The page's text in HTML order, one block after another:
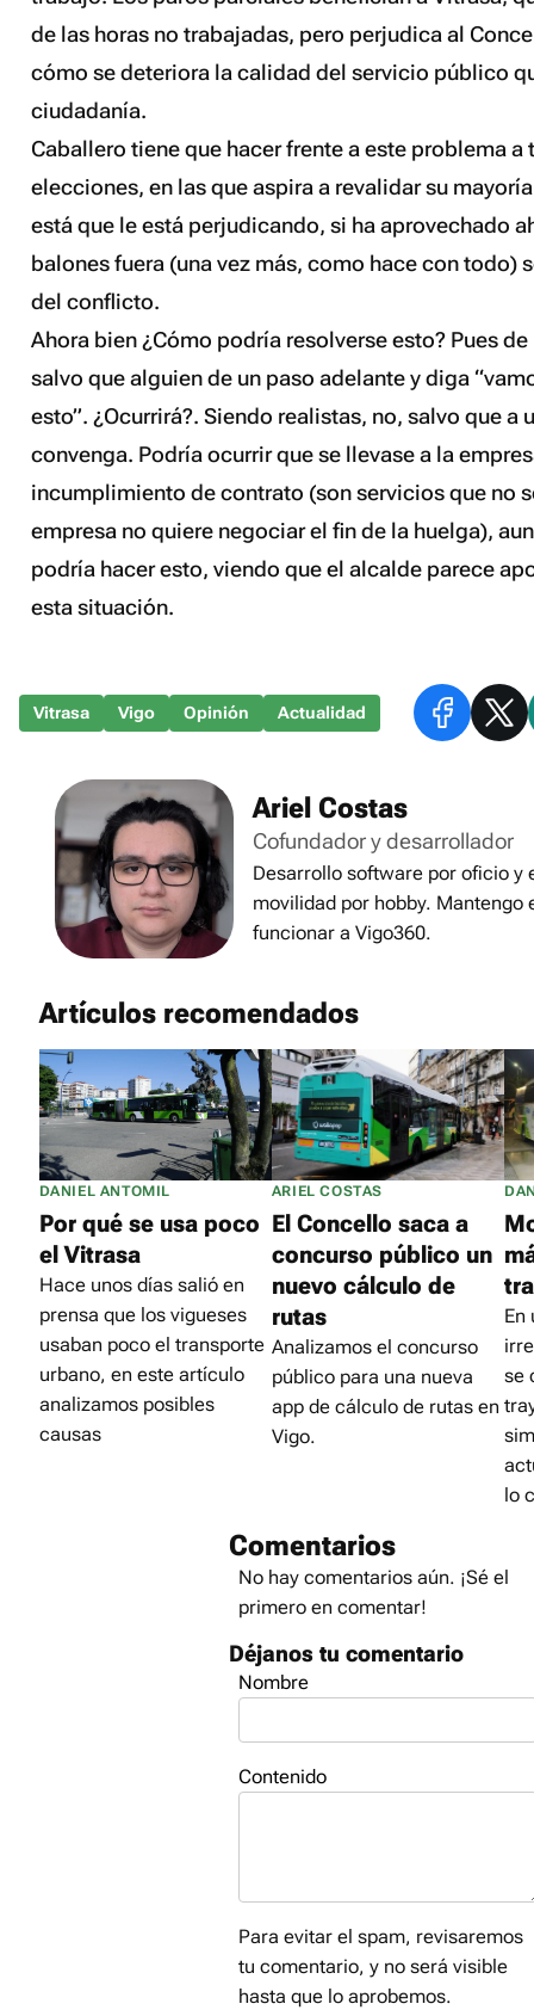
de las horas no trabajadas, pero perjudica al
cómo se deteriora la calidad del servicio público
ciudadanía.
Caballero tiene que hacer frente a este problema a
elecciones, en las que aspira a revalidar su
está que le está perjudicando, si ha aprovechado
balones fuera (una vez más, como hace con todo)
del conflicto.
Ahora bien ¿Cómo podría resolverse esto? Pues
salvo que alguien de un paso adelante y diga
esto”. ¿Ocurrirá?. Siendo realistas, no, salvo que a
convenga. Podría ocurrir que se llevase a la
incumplimiento de contrato (son servicios que no
empresa no quiere negociar el fin de la huelga),
podría hacer esto, viendo que el alcalde parece
esta situación.
Vitrasa Vigo Opinión Actualidad
Ariel Costas
Cofundador y desarrollador
Desarrollo software por oficio y
movilidad por hobby. Mantengo
funcionar a Vigo360.
Artículos recomendados
DANIEL ANTOMIL
Por qué se usa poco
el Vitrasa
Hace unos días salió en
prensa que los vigueses
usaban poco el transporte
urbano, en este artículo
analizamos posibles
causas
ARIEL COSTAS
El Concello saca a
concurso público un
nuevo cálculo de
rutas
Analizamos el concurso
público para una nueva
app de cálculo de rutas en
Vigo.
En
se
lo
Comentarios
No hay comentarios aún. ¡Sé el
primero en comentar!
Déjanos tu comentario
Nombre
Contenido
Para evitar el spam, revisaremos
tu comentario, y no será visible
hasta que lo aprobemos.